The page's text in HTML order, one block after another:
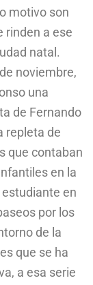
motivo son
rinden a ese
natal.
noviembre,
una
de Fernando
repleta de
que contaban
en la
estudiante en
por los
de la
que se ha
a esa serie